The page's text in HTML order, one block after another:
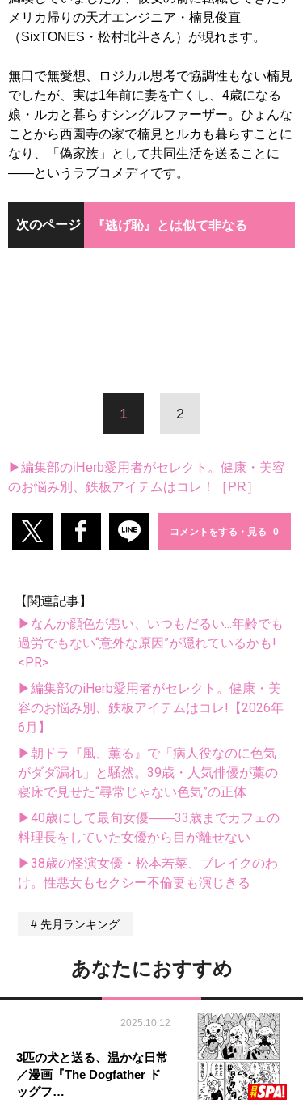
メリカ帰りの天才エンジニア・楠見俊直
（SixTONES・松村北斗さん）が現れます。
無口で無愛想、ロジカル思考で協調性もない楠見
でしたが、実は1年前に妻を亡くし、4歳になる
娘・ルカと暮らすシングルファーザー。ひょんな
ことから西園寺の家で楠見とルカも暮らすことに
なり、「偽家族」として共同生活を送ることに
――というラブコメディです。
次のページ 『逃げ恥』とは似て非なる
1 2
▶編集部のiHerb愛用者がセレクト。健康・美容
のお悩み別、鉄板アイテムはコレ！［PR］
コメントをする・見る
【関連記事】
▶なんか顔色が悪い、いつもだるい...年齢でも
過労でもない“意外な原因”が隠れているかも!
<PR>
▶編集部のiHerb愛用者がセレクト。健康・美
容のお悩み別、鉄板アイテムはコレ!【2026年
6月】
▶朝ドラ『風、薫る』で「病人役なのに色気
がダダ漏れ」と騒然。39歳・人気俳優が藁の
寝床で見せた“尋常じゃない色気”の正体
▶40歳にして最旬女優――33歳までカフェの
料理長をしていた女優から目が離せない
▶38歳の怪演女優・松本若菜、ブレイクのわ
け。性悪女もセクシー不倫妻も演じきる
先月ランキング
あなたにおすすめ
2025.10.12
3匹の犬と送る、温かな日常
／漫画『The Dogfather ド
ッグフ…